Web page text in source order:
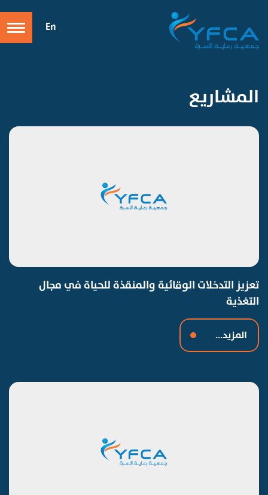
En
المشاريع
تعزيز التدخلات الوقائية والمنقذة للحياة في مجال
التغذية
المزيد...